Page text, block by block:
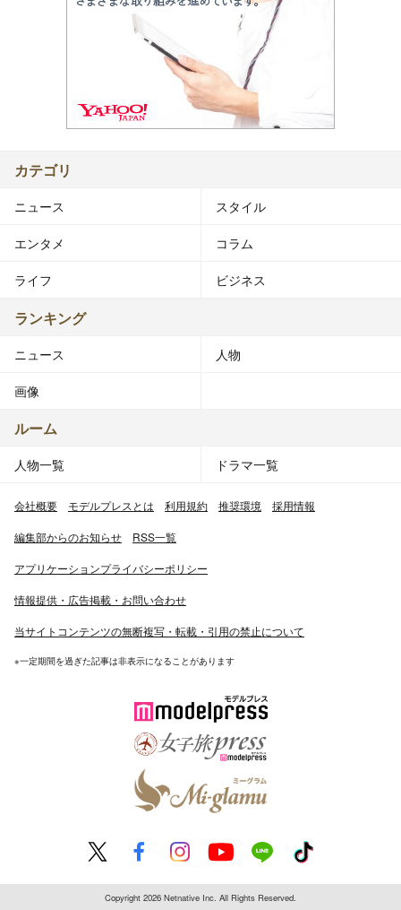
カテゴリ
ニュース スタイル
エンタメ コラム
ライフ ビジネス
ランキング
ニュース 人物
画像
ルーム
人物一覧 ドラマ一覧
会社概要 モデルプレスとは 利用規約 推奨環境 採用情報
編集部からのお知らせ RSS一覧
アプリケーションプライバシーポリシー
情報提供・広告掲載・お問い合わせ
当サイトコンテンツの無断複写・転載・引用の禁止について
※一定期間を過ぎた記事は非表示になることがあります
Copyright 2026 Netnative Inc. All Rights Reserved.